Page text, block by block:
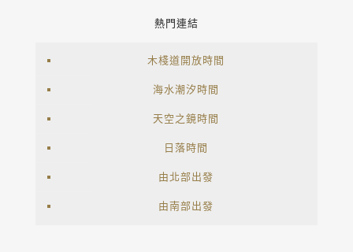
熱門連結
木棧道開放時間
海水潮汐時間
天空之鏡時間
日落時間
由北部出發
由南部出發